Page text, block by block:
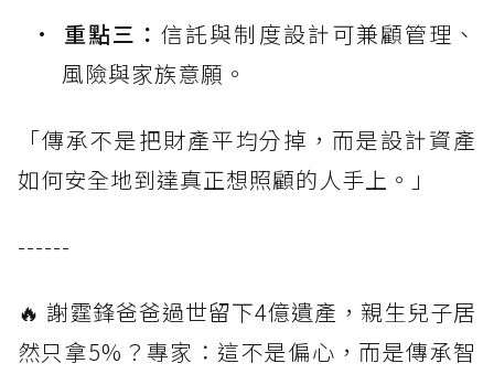
重點三：信託與制度設計可兼顧管理、
風險與家族意願。
「傳承不是把財產平均分掉，而是設計資產
如何安全地到達真正想照顧的人手上。」
------
🔥 謝霆鋒爸爸過世留下4億遺產，親生兒子居
然只拿5%？專家：這不是偏心，而是傳承智